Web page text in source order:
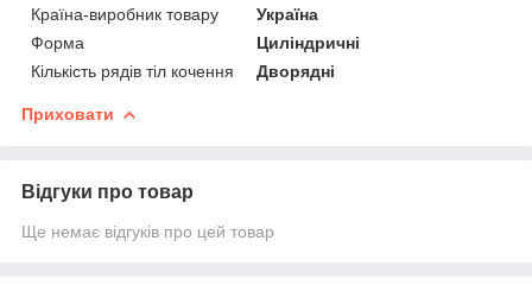
Країна-виробник товару
Україна
Форма
Циліндричні
Кількість рядів тіл кочення
Дворядні
Приховати
Відгуки про товар
Ще немає відгуків про цей товар